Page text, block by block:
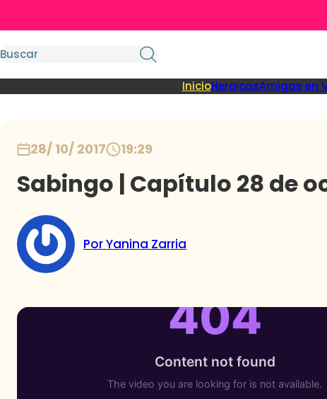
InicioHeroicasAmigas en
28/ 10/ 2017 19:29
Sabingo | Capítulo 28 de
Por Yanina Zarria